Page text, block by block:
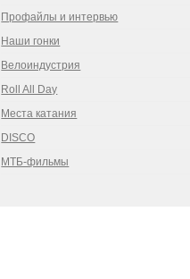
Профайлы и интервью
Наши гонки
Велоиндустрия
Roll All Day
Места катания
DISCO
МТБ-фильмы